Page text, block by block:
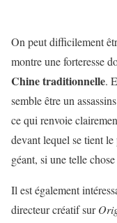
On peut difficilement
montre une forteresse
Chine traditionnelle.
semble être un
ce qui renvoie
devant lequel se tient le
géant, si une telle
Il est également
directeur créatif sur